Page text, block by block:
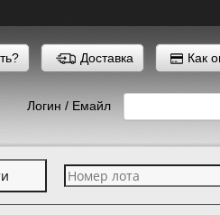
Доставка Как
Логин / Емайл